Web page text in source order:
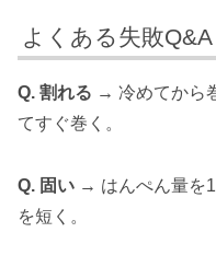
よくある失敗Q&A
Q. 割れる → 冷めてから
てすぐ巻く。
Q. 固い → はんぺん量を
を短く。